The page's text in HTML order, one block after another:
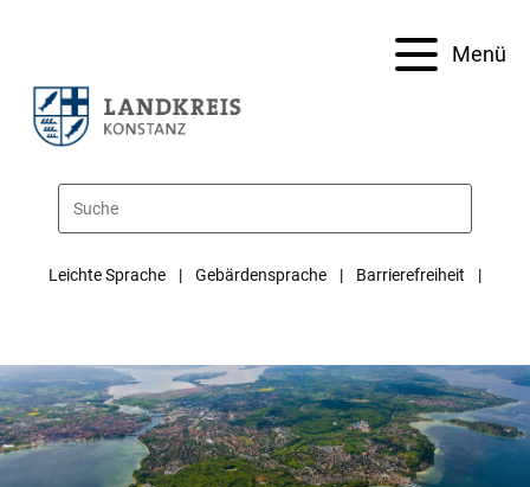
Menü
Leichte Sprache Gebärdensprache Barrierefreiheit